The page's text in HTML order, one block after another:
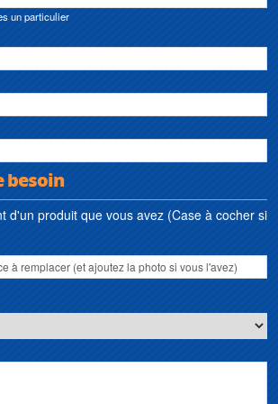
un particulier
besoin
d'un produit que vous avez (Case à cocher si